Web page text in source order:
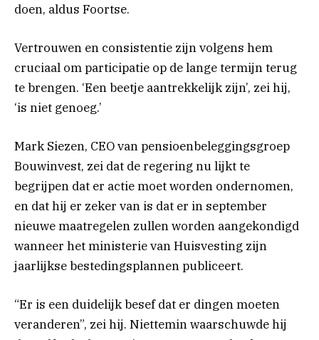
doen, aldus Foortse.
Vertrouwen en consistentie zijn volgens hem
cruciaal om participatie op de lange termijn terug
te brengen. ‘Een beetje aantrekkelijk zijn’, zei hij,
‘is niet genoeg.’
Mark Siezen, CEO van pensioenbeleggingsgroep
Bouwinvest, zei dat de regering nu lijkt te
begrijpen dat er actie moet worden ondernomen,
en dat hij er zeker van is dat er in september
nieuwe maatregelen zullen worden aangekondigd
wanneer het ministerie van Huisvesting zijn
jaarlijkse bestedingsplannen publiceert.
“Er is een duidelijk besef dat er dingen moeten
veranderen”, zei hij. Niettemin waarschuwde hij